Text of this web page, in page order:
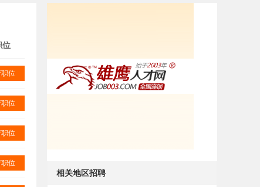
位
位
位
位
位
相关地区招聘